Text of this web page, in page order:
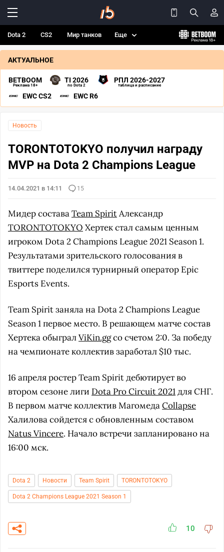
Dota 2 CS2 Мир танков Еще
АКТУАЛЬНОЕ
BETBOOM
Реклама 18+
TI 2026
по Dota 2
РПЛ 2026-2027
таблица и расписание
EWC CS2 EWC R6
Новость
TORONTOTOKYO получил награду
MVP на Dota 2 Champions League
14.04.2021 в 14:11 15
Мидер составаTeam SpiritАлександр
TORONTOTOKYO Хертек стал самым ценным
игроком Dota 2 Champions League 2021 Season 1.
Результатами зрительского голосования в
твиттере поделился турнирный оператор Epic
Esports Events.
Team Spirit заняла на Dota 2 Champions League
Season 1 первое место. В решающем матче состав
Хертека обыгралViKin.ggсо счетом 2:0. За победу
на чемпионате коллектив заработал $10 тыс.
16 апреля ростер Team Spirit дебютирует во
втором сезоне лиги Dota Pro Circuit 2021для СНГ.
В первом матче коллектив МагомедаCollapse
Халилова сойдется с обновленным составом
Natus Vincere. Начало встречи запланировано на
16:00 мск.
Dota 2 Новости Team Spirit TORONTOTOKYO
Dota 2 Champions League 2021 Season 1
10